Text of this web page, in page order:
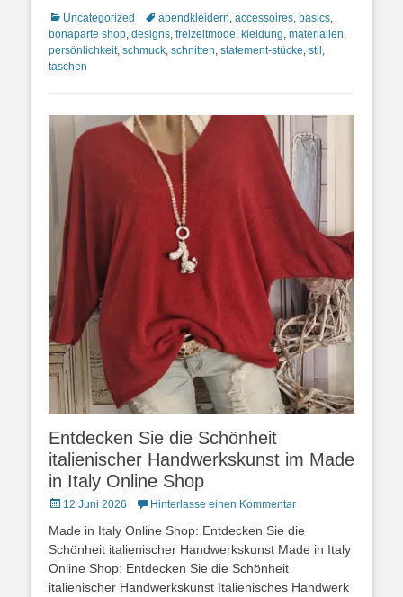
Kategorien
Uncategorized Schlagworte
abendkleidern, accessoires, basics,
bonaparte shop, designs, freizeitmode, kleidung, materialien,
persönlichkeit, schmuck, schnitten, statement-stücke, stil ,
taschen
Entdecken Sie die Schönheit
italienischer Handwerkskunst im Made
in Italy Online Shop
Posted
12 Juni 2026 Hinterlasse einen Kommentar
Made in Italy Online Shop: Entdecken Sie die
Schönheit italienischer Handwerkskunst Made in Italy
Online Shop: Entdecken Sie die Schönheit
italienischer Handwerkskunst Italienisches Handwerk